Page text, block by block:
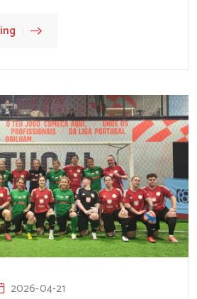
2026-04-21